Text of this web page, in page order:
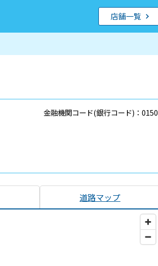
店舗一覧
金融機関コード(銀行コード)：0150
道路マップ